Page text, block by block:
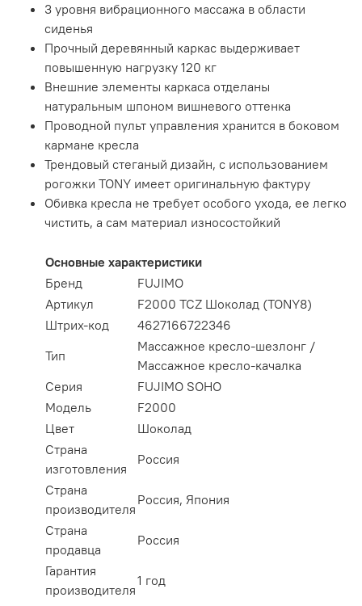
3 уровня вибрационного массажа в области
сиденья
Прочный деревянный каркас выдерживает
повышенную нагрузку 120 кг
Внешние элементы каркаса отделаны
натуральным шпоном вишневого оттенка
Проводной пульт управления хранится в боковом
кармане кресла
Трендовый стеганый дизайн, с использованием
рогожки TONY имеет оригинальную фактуру
Обивка кресла не требует особого ухода, ее легко
чистить, а сам материал износостойкий
Основные характеристики
Бренд
FUJIMO
Артикул
F2000 TCZ Шоколад (TONY8)
Штрих-код
4627166722346
Тип
Массажное кресло-шезлонг /
Массажное кресло-качалка
Серия
FUJIMO SOHO
Модель
F2000
Цвет
Шоколад
Страна
изготовления
Россия
Страна
производителя
Россия, Япония
Страна
продавца
Россия
Гарантия
производителя
1 год